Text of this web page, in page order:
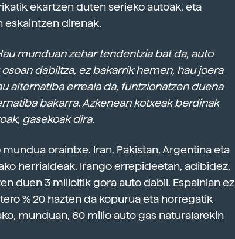
ekartzen duten serieko autoak, eta
direnak.
munduan zehar tendentzia bat da, auto
dabiltza, ez bakarrik hemen, hau joera
alternatiba erreala da, funtzionatzen duena
bakarra. Azkenean kotxeak berdinak
gasekoak dira.
oraintxe. Iran, Pakistan, Argentina eta
herrialdeak. Irango errepideetan, adibidez,
duen 3 milioitik gora auto dabil. Espainian ez
% 20 hazten da kopurua eta horregatik
munduan, 60 milio auto gas naturalarekin